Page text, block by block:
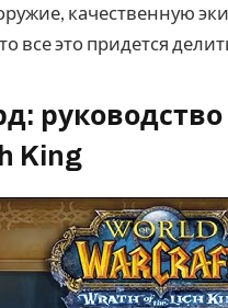
качественную
все это придется
King